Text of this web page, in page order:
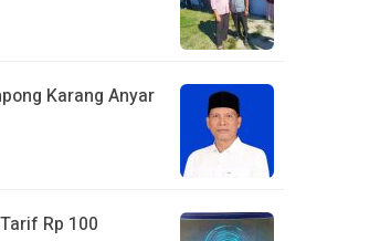
Karang Anyar
Rp 100